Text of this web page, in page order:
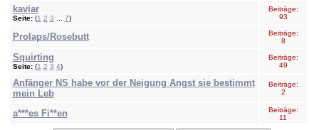
kaviar
Seite:(1 2 3 7)
Beiträge:
93
Prolaps/Rosebutt
Beiträge:
8
Squirting
Seite:(1 2 3 4)
Beiträge:
49
Anfänger NS habe vor der Neigung Angst sie bestimmt
mein Leb
Beiträge:
2
a***es Fi**en
Beiträge:
11